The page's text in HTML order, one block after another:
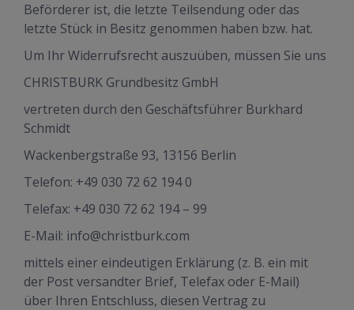
Beförderer ist, die letzte Teilsendung oder das
letzte Stück in Besitz genommen haben bzw. hat.
Um Ihr Widerrufsrecht auszuüben, müssen Sie uns
CHRISTBURK Grundbesitz GmbH
vertreten durch den Geschäftsführer Burkhard
Schmidt
Wackenbergstraße 93, 13156 Berlin
Telefon: +49 030 72 62 194 0
Telefax: +49 030 72 62 194 – 99
E-Mail: info@christburk.com
mittels einer eindeutigen Erklärung (z. B. ein mit
der Post versandter Brief, Telefax oder E-Mail)
über Ihren Entschluss, diesen Vertrag zu